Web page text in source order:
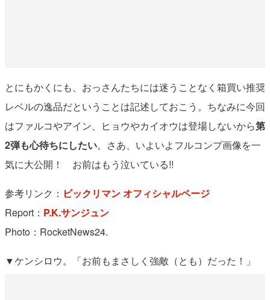
とにもかくにも、おっさんたちには迷うことなく箱買い推奨
レベルの逸品だということは記述しておこう。ちなみに今回
はファルコやアイン、ヒョウやカイオウは登場しないから第
2弾も心待ちにしたい。さあ、いよいよフルコンプ画像を一
気に大公開！ お前はもう泣いている!!
参考リンク： ビックリマン オフィシャルページ
Report： P.K.サンジュン
Photo：RocketNews24.
▼ケンシロウ。「お前もまさしく強敵（とも）だった！」